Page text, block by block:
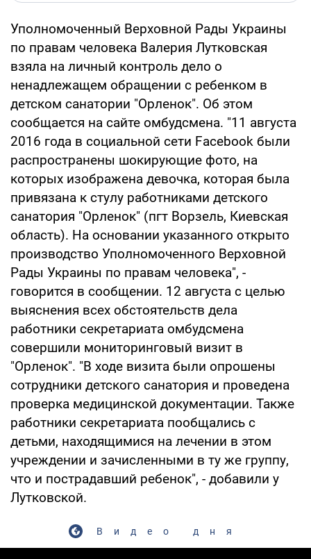
Уполномоченный Верховной Рады Украины
по правам человека Валерия Лутковская
взяла на личный контроль дело о
ненадлежащем обращении с ребенком в
детском санатории "Орленок". Об этом
сообщается на сайте омбудсмена. "11 августа
2016 года в социальной сети Facebook были
распространены шокирующие фото, на
которых изображена девочка, которая была
привязана к стулу работниками детского
санатория "Орленок" (пгт Ворзель, Киевская
область). На основании указанного открыто
производство Уполномоченного Верховной
Рады Украины по правам человека", -
говорится в сообщении. 12 августа с целью
выяснения всех обстоятельств дела
работники секретариата омбудсмена
совершили мониторинговый визит в
"Орленок". "В ходе визита были опрошены
сотрудники детского санатория и проведена
проверка медицинской документации. Также
работники секретариата пообщались с
детьми, находящимися на лечении в этом
учреждении и зачисленными в ту же группу,
что и пострадавший ребенок", - добавили у
Лутковской.
Видео дня